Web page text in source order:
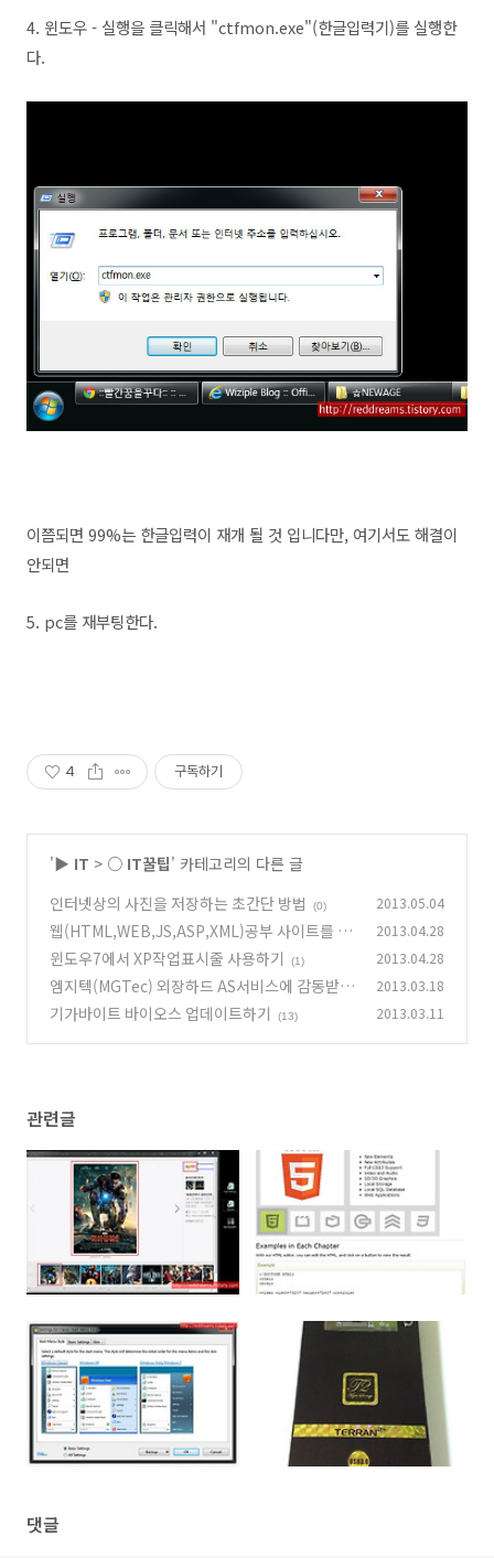
4. 윈도우 - 실행을 클릭해서 "ctfmon.exe"(한글입력기)를 실행한
다.
이쯤되면 99%는 한글입력이 재개 될 것 입니다만, 여기서도해결이
안되면
5. pc를 재부팅한다.
4 구독하기
'▶ IT > ○ IT꿀팁' 카테고리의 다른 글
인터넷상의 사진을 저장하는 초간단 방법
(0) 2013.05.04
웹(HTML,WEB,JS,ASP,XML)공부 사이트를 소
개합니다.
(3)
2013.04.28
윈도우7에서 XP작업표시줄 사용하기 (1) 2013.04.28
엠지텍(MGTec) 외장하드 AS서비스에 감동받았
습니다 (15)
2013.03.18
기가바이트 바이오스 업데이트하기 (13) 2013.03.11
관련글
댓글